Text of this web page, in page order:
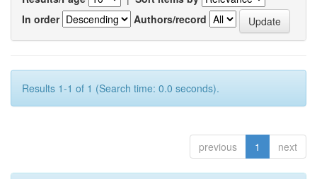
In order
Authors/record
Results 1-1 of 1 (Search time: 0.0 seconds).
previous 1 next